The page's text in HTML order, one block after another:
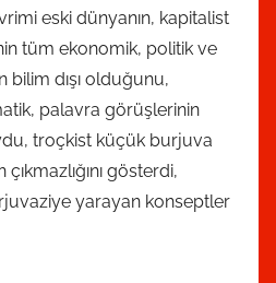
eski dünyanın, kapitalist
tüm ekonomik, politik ve
bilim dışı olduğunu,
palavra görüşlerinin
troçkist küçük burjuva
gösterdi,
yarayan konseptler